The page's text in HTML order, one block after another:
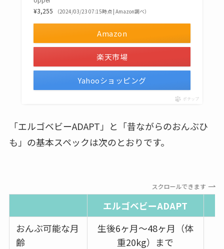
¥3,255
（2024/03/23 07:15時点 | Amazon調べ）
Amazon
楽天市場
Yahooショッピング
ポチップ
「エルゴベビーADAPT」と「昔ながらのおんぶひ
も」の基本スペックは次のとおりです。
スクロールできます
エルゴベビーADAPT
おんぶ可能な月
齢
生後6ヶ月～48ヶ月（体
重20kg）まで